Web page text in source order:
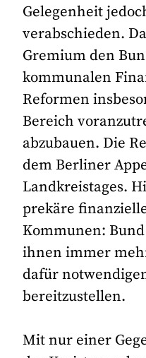
Gelegenheit
verabschieden.
Gremium den
kommunalen
Reformen
Bereich
abzubauen. Die
dem Berliner
Landkreistages.
prekäre
Kommunen:
ihnen immer
dafür
bereitzustellen.
Mit nur einer